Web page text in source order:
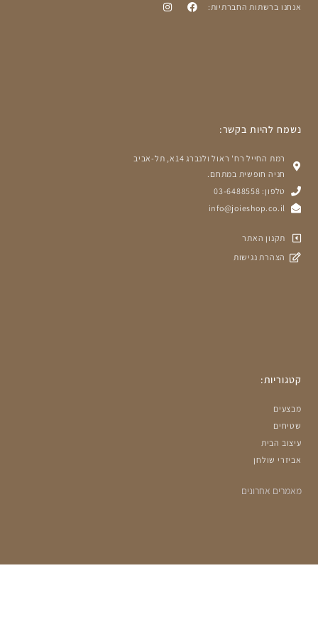
אנחנו ברשתות החברתיות:
נשמח להיות בקשר:
רמת החייל רח' ראול ולנברג 14א, תל-אביב
חניה חופשית במתחם.
טלפון: 03-6488558
info@joieshop.co.il
תקנון האתר
הצהרת נגישות
קטגוריות:
מבצעים
שטיחים
עיצוב הבית
אביזרי שולחן
מאמרים אחרונים